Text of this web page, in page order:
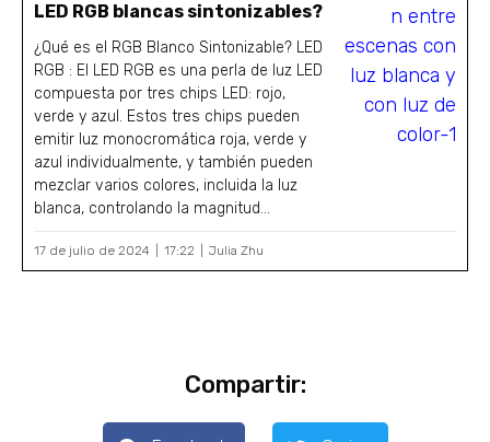
LED RGB blancas sintonizables?
¿Qué es el RGB Blanco Sintonizable? LED
RGB : El LED RGB es una perla de luz LED
compuesta por tres chips LED: rojo,
verde y azul. Estos tres chips pueden
emitir luz monocromática roja, verde y
azul individualmente, y también pueden
mezclar varios colores, incluida la luz
blanca, controlando la magnitud...
17 de julio de 2024 17:22 Julia Zhu
Compartir: